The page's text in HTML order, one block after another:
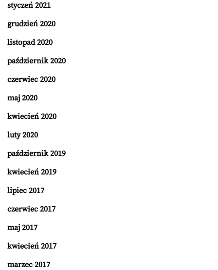
styczeń 2021
grudzień 2020
listopad 2020
październik 2020
czerwiec 2020
maj 2020
kwiecień 2020
luty 2020
październik 2019
kwiecień 2019
lipiec 2017
czerwiec 2017
maj 2017
kwiecień 2017
marzec 2017